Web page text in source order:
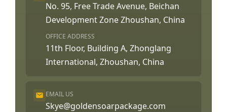
No. 95, Free Trade Avenue, Beichan
Development Zone Zhoushan, China
OFFICE ADDRESS
11th Floor, Building A, Zhonglang
International, Zhoushan, China
EMAIL US
Skye@goldensoarpackage.com